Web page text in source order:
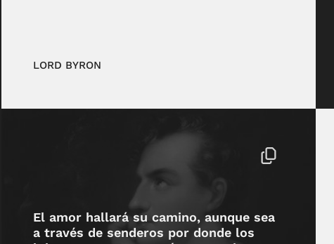
LORD BYRON
El amor hallará su camino, aunque sea
a través de senderos por donde los